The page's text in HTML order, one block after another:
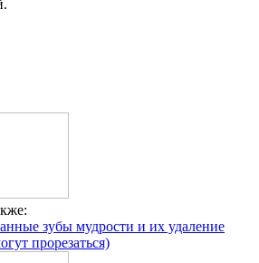
зубы мудрости и их удаление
прорезаться)